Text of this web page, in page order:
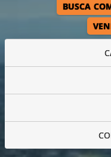
BUSCA